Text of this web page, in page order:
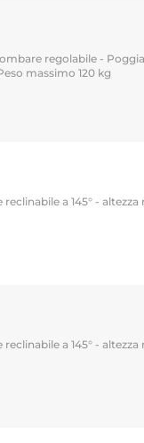
regolabile -
massimo 120 kg
a 145° -
a 145° -